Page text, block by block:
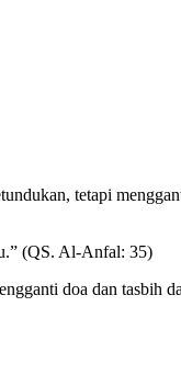
tetapi
(QS. Al-Anfal: 35)
doa dan tasbih